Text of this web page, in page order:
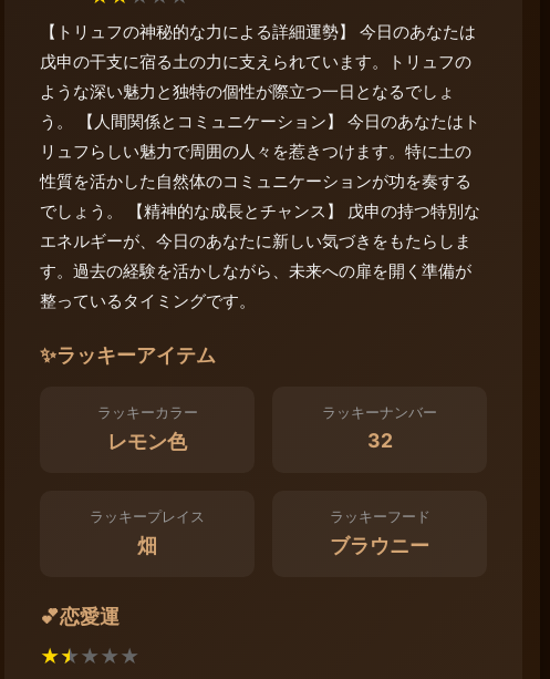
【トリュフの神秘的な力による詳細運勢】 今日のあなたは
戊申の干支に宿る土の力に支えられています。トリュフの
ような深い魅力と独特の個性が際立つ一日となるでしょ
う。 【人間関係とコミュニケーション】 今日のあなたはト
リュフらしい魅力で周囲の人々を惹きつけます。特に土の
性質を活かした自然体のコミュニケーションが功を奏する
でしょう。 【精神的な成長とチャンス】 戊申の持つ特別な
エネルギーが、今日のあなたに新しい気づきをもたらしま
す。過去の経験を活かしながら、未来への扉を開く準備が
整っているタイミングです。
✨ラッキーアイテム
ラッキーカラー
レモン色
ラッキーナンバー
32
ラッキープレイス
畑
ラッキーフード
ブラウニー
💕恋愛運
★★★★★